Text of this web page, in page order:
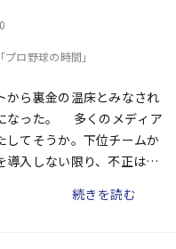
プロ野球の時間」
ら裏金の温床とみなされ
なった。 多くのメディア
してそうか。下位チームか
導入しない限り、不正は後
続きを読む